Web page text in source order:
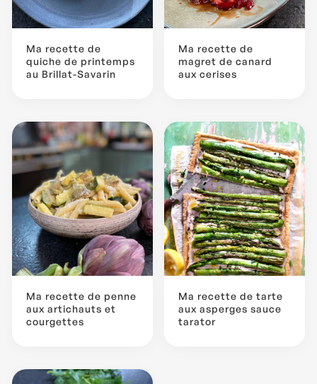
Ma recette de
quiche de printemps
au Brillat-Savarin
Ma recette de
magret de canard
aux cerises
Ma recette de penne
aux artichauts et
courgettes
Ma recette de tarte
aux asperges sauce
tarator